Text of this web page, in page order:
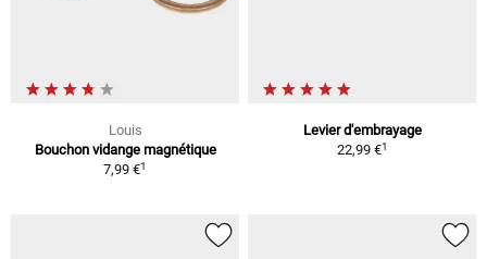
Louis
Bouchon vidange magnétique
7,99 €1
Levier d'embrayage
22,99 €1